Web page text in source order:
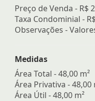
Preço de Venda - R$
Taxa Condominial -
Observações -
Medidas
Área Total - 48,00 m²
Área Privativa - 48,00
Área Útil - 48,00 m²